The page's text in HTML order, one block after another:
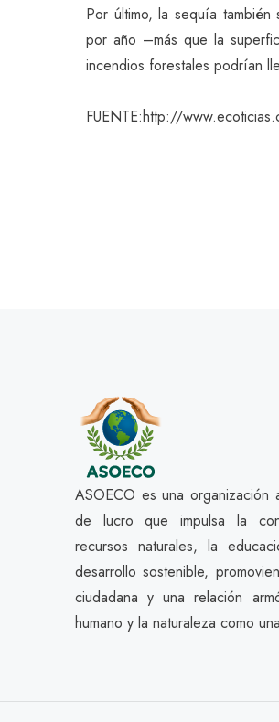
Por último, la sequía
por año –más que la
incendios forestales podrían
FUENTE:http://
ASOECO es una organización
de lucro que impulsa la
recursos naturales, la
desarrollo sostenible,
ciudadana y una relación
humano y la naturaleza como